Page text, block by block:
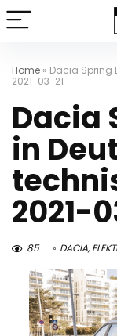
Home » Dacia Spring
2021-03-21
Dacia
in
2021-
85 DACIA,